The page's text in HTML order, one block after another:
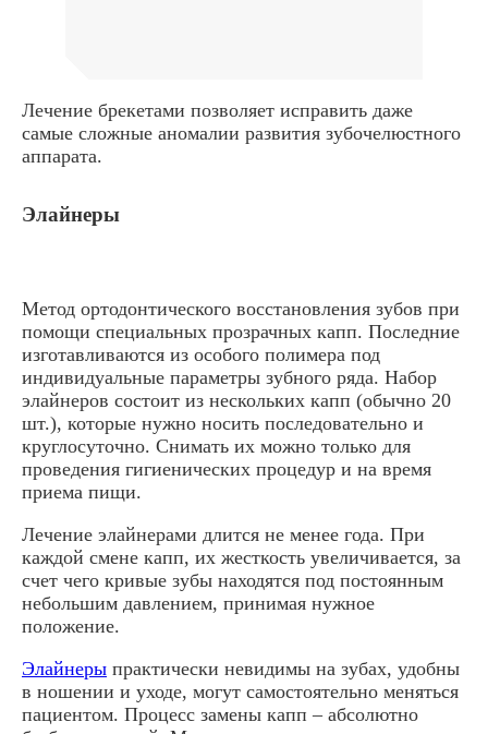
Лечение брекетами позволяет исправить даже
самые сложные аномалии развития зубочелюстного
аппарата.
Элайнеры
Метод ортодонтического восстановления зубов при
помощи специальных прозрачных капп. Последние
изготавливаются из особого полимера под
индивидуальные параметры зубного ряда. Набор
элайнеров состоит из нескольких капп (обычно 20
шт.), которые нужно носить последовательно и
круглосуточно. Снимать их можно только для
проведения гигиенических процедур и на время
приема пищи.
Лечение элайнерами длится не менее года. При
каждой смене капп, их жесткость увеличивается, за
счет чего кривые зубы находятся под постоянным
небольшим давлением, принимая нужное
положение.
Элайнеры практически невидимы на зубах, удобны
в ношении и уходе, могут самостоятельно меняться
пациентом. Процесс замены капп – абсолютно